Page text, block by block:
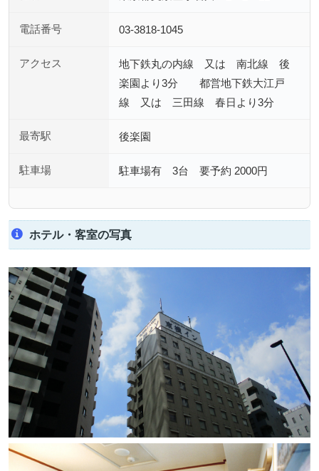
電話番号 03-3818-1045
アクセス
地下鉄丸の内線 又は 南北線 後
楽園より3分 都営地下鉄大江戸
線 又は 三田線 春日より3分
最寄駅 後楽園
駐車場 駐車場有 3台 要予約 2000円
ホテル・客室の写真